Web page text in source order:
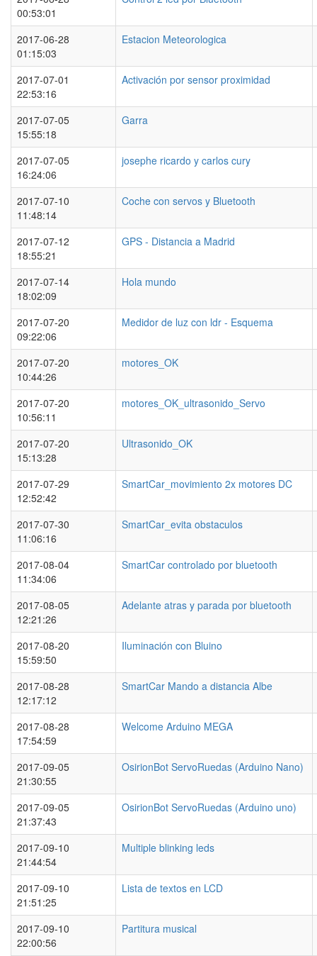
00:53:01
2017-06-28
01:15:03
Estacion Meteorologica
2017-07-01
22:53:16
Activación por sensor proximidad
2017-07-05
15:55:18
Garra
2017-07-05
16:24:06
josephe ricardo y carlos cury
2017-07-10
11:48:14
Coche con servos y Bluetooth
2017-07-12
18:55:21
GPS - Distancia a Madrid
2017-07-14
18:02:09
Hola mundo
2017-07-20
09:22:06
Medidor de luz con ldr - Esquema
2017-07-20
10:44:26
motores_OK
2017-07-20
10:56:11
motores_OK_ultrasonido_Servo
2017-07-20
15:13:28
Ultrasonido_OK
2017-07-29
12:52:42
SmartCar_movimiento 2x motores DC
2017-07-30
11:06:16
SmartCar_evita obstaculos
2017-08-04
11:34:06
SmartCar controlado por bluetooth
2017-08-05
12:21:26
Adelante atras y parada por bluetooth
2017-08-20
15:59:50
Iluminación con Bluino
2017-08-28
12:17:12
SmartCar Mando a distancia Albe
2017-08-28
17:54:59
Welcome Arduino MEGA
2017-09-05
21:30:55
OsirionBot ServoRuedas (Arduino Nano)
2017-09-05
21:37:43
OsirionBot ServoRuedas (Arduino uno)
2017-09-10
21:44:54
Multiple blinking leds
2017-09-10
21:51:25
Lista de textos en LCD
2017-09-10
22:00:56
Partitura musical